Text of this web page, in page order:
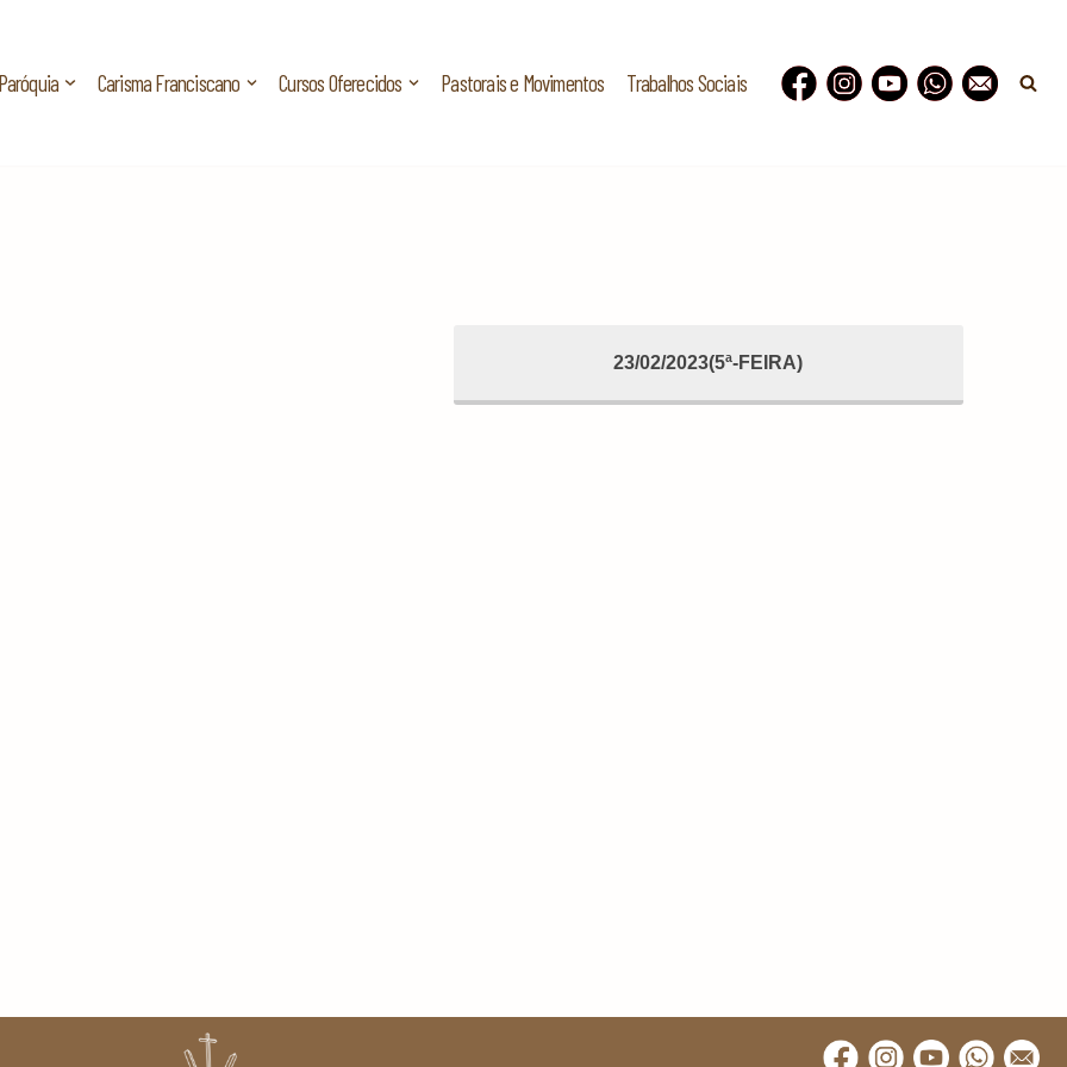
Paróquia Carisma Franciscano Cursos Oferecidos Pastorais e Movimentos Trabalhos Sociais
23/02/2023(5ª-FEIRA)